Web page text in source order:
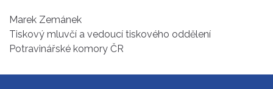
Marek Zemánek
Tiskový mluvčí a vedoucí tiskového oddělení
Potravinářské komory ČR